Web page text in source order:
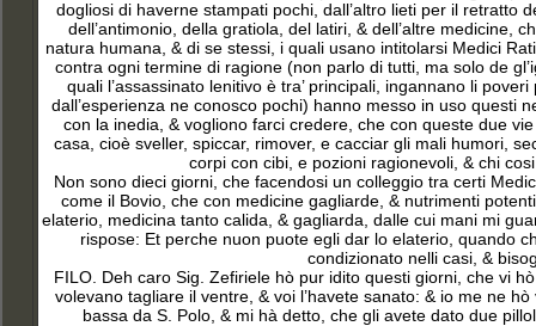
dogliosi di haverne stampati pochi, dall’altro lieti per il retratto
dell’antimonio, della gratiola, del latiri, & dell’altre medicine,
natura humana, & di se stessi, i quali usano intitolarsi Medici
contra ogni termine di ragione (non parlo di tutti, ma solo de
quali l’assassinato lenitivo è tra’ principali, ingannano li
dall’esperienza ne conosco pochi) hanno messo in uso questi
con la inedia, & vogliono farci credere, che con queste due
casa, cioè sveller, spiccar, rimover, e cacciar gli mali humori,
corpi con cibi, e pozioni ragionevoli, & chi
Non sono dieci giorni, che facendosi un colleggio tra certi
come il Bovio, che con medicine gagliarde, & nutrimenti
elaterio, medicina tanto calida, & gagliarda, dalle cui mani mi
rispose: Et perche nuon puote egli dar lo elaterio, quando
condizionato nelli casi, &
FILO . Deh caro Sig. Zefiriele hò pur idito questi giorni, che vi
volevano tagliare il ventre, & voi l’havete sanato: & io me ne
bassa da S. Polo, & mi hà detto, che gli avete dato due